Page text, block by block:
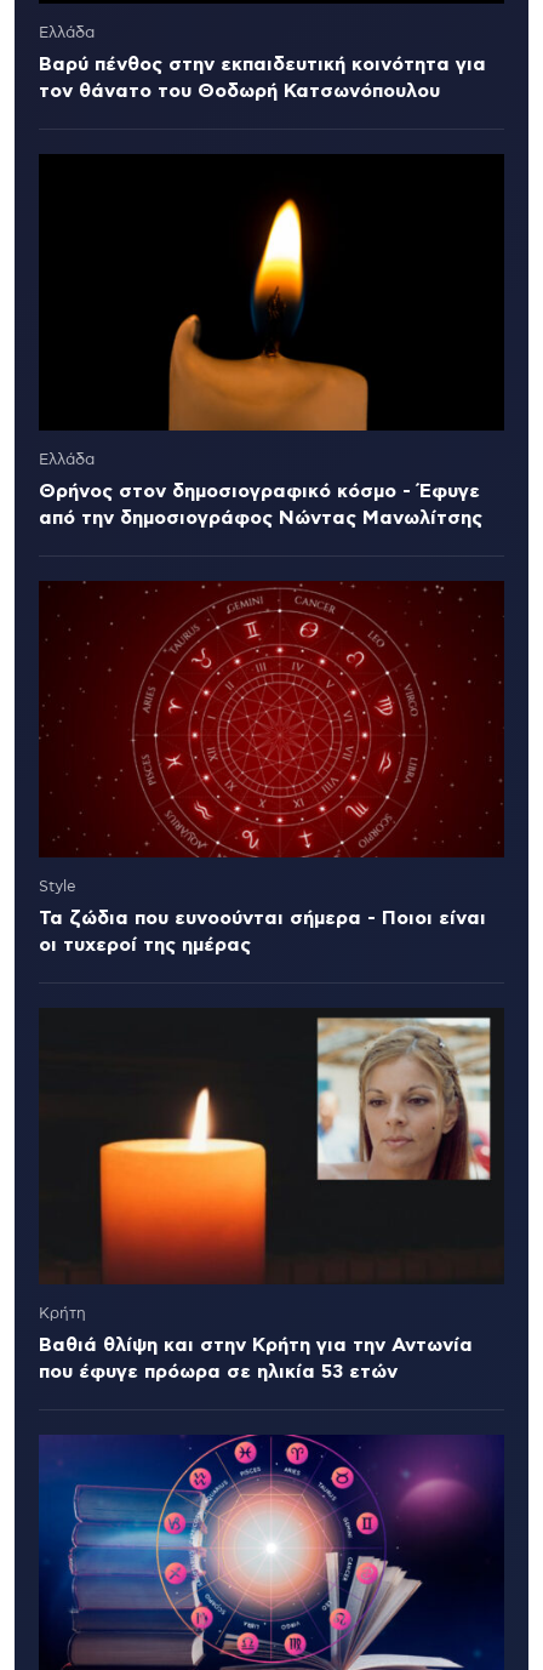
Ελλάδα
Βαρύ πένθος στην εκπαιδευτική κοινότητα για
τον θάνατο του Θοδωρή Κατσωνόπουλου
Ελλάδα
Θρήνος στον δημοσιογραφικό κόσμο - Έφυγε
από την δημοσιογράφος Νώντας Μανωλίτσης
Style
Τα ζώδια που ευνοούνται σήμερα - Ποιοι είναι
οι τυχεροί της ημέρας
Κρήτη
Βαθιά θλίψη και στην Κρήτη για την Αντωνία
που έφυγε πρόωρα σε ηλικία 53 ετών